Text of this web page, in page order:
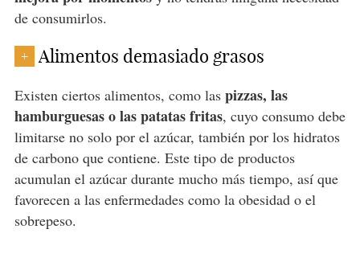
de consumirlos.
+ Alimentos demasiado grasos
Existen ciertos alimentos, como las pizzas, las
hamburguesas o las patatas fritas, cuyo consumo debe
limitarse no solo por el azúcar, también por los hidratos
de carbono que contiene. Este tipo de productos
acumulan el azúcar durante mucho más tiempo, así que
favorecen a las enfermedades como la obesidad o el
sobrepeso.